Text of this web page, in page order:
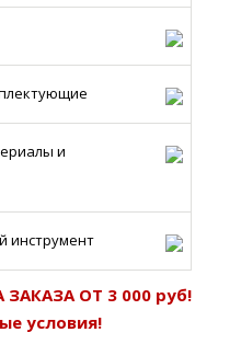
и
инструмент
ОТ 3 000 руб!
условия!